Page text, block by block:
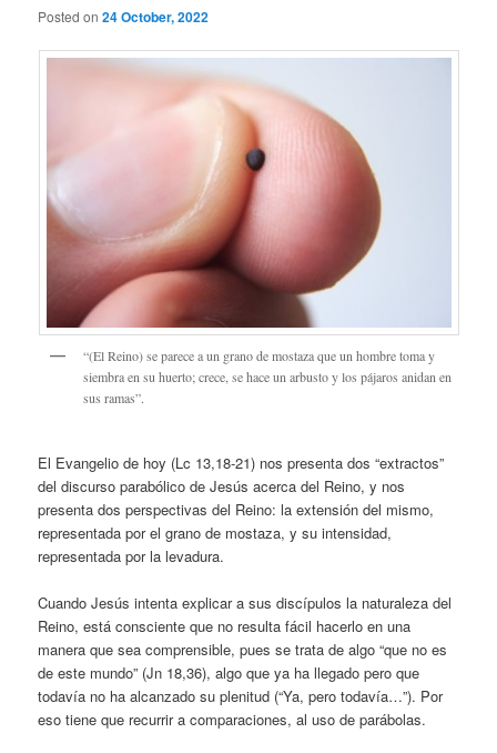
Posted on24 October, 2022
“(El Reino) se parece a un grano de mostaza que un hombre toma y
siembra en su huerto; crece, se hace un arbusto y los pájaros anidan en
sus ramas”.
El Evangelio de hoy (Lc 13,18-21) nos presenta dos “extractos”
del discurso parabólico de Jesús acerca del Reino, y nos
presenta dos perspectivas del Reino: la extensión del mismo,
representada por el grano de mostaza, y su intensidad,
representada por la levadura.
Cuando Jesús intenta explicar a sus discípulos la naturaleza del
Reino, está consciente que no resulta fácil hacerlo en una
manera que sea comprensible, pues se trata de algo “que no es
de este mundo” (Jn 18,36), algo que ya ha llegado pero que
todavía no ha alcanzado su plenitud (“Ya, pero todavía…”). Por
eso tiene que recurrir a comparaciones, al uso de parábolas.